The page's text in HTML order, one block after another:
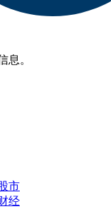
息。
市
经